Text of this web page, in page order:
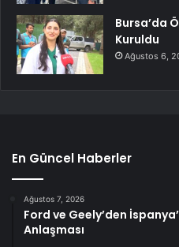
Bursa’da
Kuruldu
Ağustos 6,
En Güncel Haberler
Ağustos 7, 2026
Ford ve Geely’den
Anlaşması